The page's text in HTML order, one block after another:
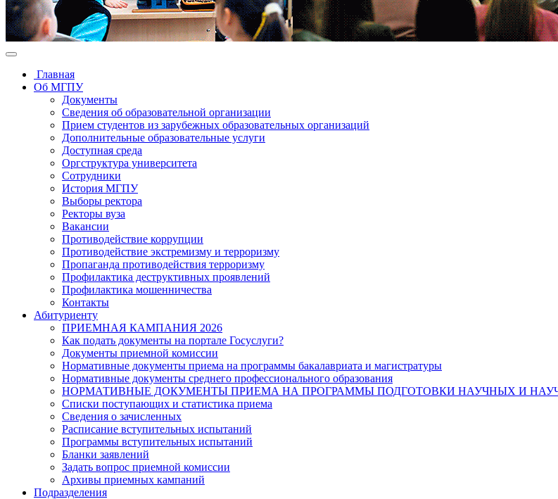
Главная
Об МГПУ
Документы
Сведения об образовательной организации
Прием студентов из зарубежных образовательных организаций
Дополнительные образовательные услуги
Доступная среда
Оргструктура университета
Сотрудники
История МГПУ
Выборы ректора
Ректоры вуза
Вакансии
Противодействие коррупции
Противодействие экстремизму и терроризму
Пропаганда противодействия терроризму
Профилактика деструктивных проявлений
Профилактика мошенничества
Контакты
Абитуриенту
ПРИЕМНАЯ КАМПАНИЯ 2026
Как подать документы на портале Госуслуги?
Документы приемной комиссии
Нормативные документы приема на программы бакалавриата и магистратуры
Нормативные документы среднего профессионального образования
НОРМАТИВНЫЕ ДОКУМЕНТЫ ПРИЕМА НА ПРОГРАММЫ ПОДГОТОВКИ НАУЧНЫХ И
Списки поступающих и статистика приема
Сведения о зачисленных
Расписание вступительных испытаний
Программы вступительных испытаний
Бланки заявлений
Задать вопрос приемной комиссии
Архивы приемных кампаний
Подразделения